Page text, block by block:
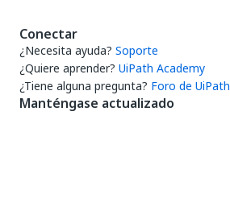
Conectar
¿Necesita ayuda? Soporte
¿Quiere aprender? UiPath Academy
¿Tiene alguna pregunta? Foro de UiPath
Manténgase actualizado